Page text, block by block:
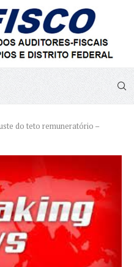
do teto remuneratório –